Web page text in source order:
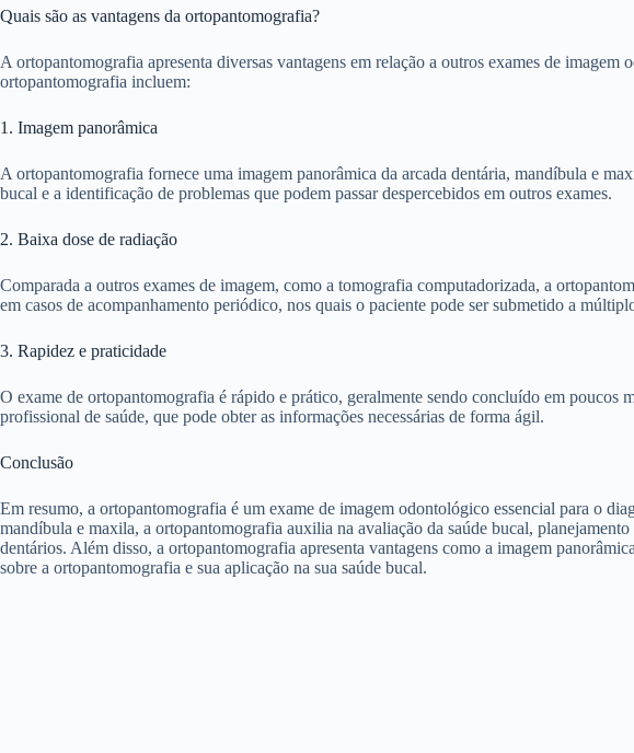
Quais são as vantagens da ortopantomografia?
A ortopantomografia apresenta diversas vantagens em relação a outros exames de
ortopantomografia incluem:
1. Imagem panorâmica
A ortopantomografia fornece uma imagem panorâmica da arcada dentária, mandíbula e
bucal e a identificação de problemas que podem passar despercebidos em outros exames.
2. Baixa dose de radiação
Comparada a outros exames de imagem, como a tomografia computadorizada, a
em casos de acompanhamento periódico, nos quais o paciente pode ser submetido a
3. Rapidez e praticidade
O exame de ortopantomografia é rápido e prático, geralmente sendo concluído em poucos
profissional de saúde, que pode obter as informações necessárias de forma ágil.
Conclusão
Em resumo, a ortopantomografia é um exame de imagem odontológico essencial para o
mandíbula e maxila, a ortopantomografia auxilia na avaliação da saúde bucal,
dentários. Além disso, a ortopantomografia apresenta vantagens como a imagem
sobre a ortopantomografia e sua aplicação na sua saúde bucal.